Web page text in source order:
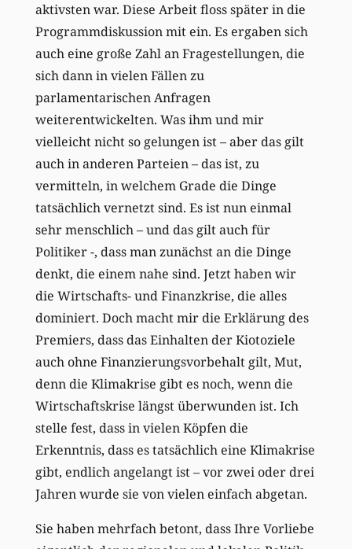
aktivsten war. Diese Arbeit floss später in die
Programmdiskussion mit ein. Es ergaben sich
auch eine große Zahl an Fragestellungen, die
sich dann in vielen Fällen zu
parlamentarischen Anfragen
weiterentwickelten. Was ihm und mir
vielleicht nicht so gelungen ist – aber das gilt
auch in anderen Parteien – das ist, zu
vermitteln, in welchem Grade die Dinge
tatsächlich vernetzt sind. Es ist nun einmal
sehr menschlich – und das gilt auch für
Politiker -, dass man zunächst an die Dinge
denkt, die einem nahe sind. Jetzt haben wir
die Wirtschafts- und Finanzkrise, die alles
dominiert. Doch macht mir die Erklärung des
Premiers, dass das Einhalten der Kiotoziele
auch ohne Finanzierungsvorbehalt gilt, Mut,
denn die Klimakrise gibt es noch, wenn die
Wirtschaftskrise längst überwunden ist. Ich
stelle fest, dass in vielen Köpfen die
Erkenntnis, dass es tatsächlich eine Klimakrise
gibt, endlich angelangt ist – vor zwei oder drei
Jahren wurde sie von vielen einfach abgetan.
Sie haben mehrfach betont, dass Ihre Vorliebe